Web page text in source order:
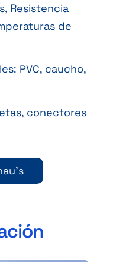
Resistencia
de
PVC, caucho,
conectores